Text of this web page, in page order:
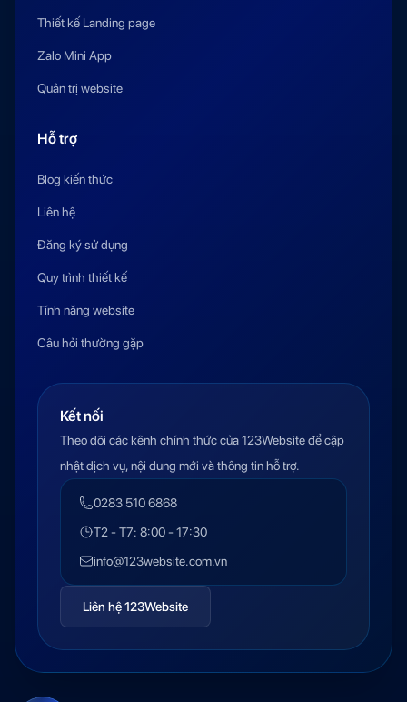
Thiết kế Landing page
Zalo Mini App
Quản trị website
Hỗ trợ
Blog kiến thức
Liên hệ
Đăng ký sử dụng
Quy trình thiết kế
Tính năng website
Câu hỏi thường gặp
Kết nối
Theo dõi các kênh chính thức của 123Website để cập
nhật dịch vụ, nội dung mới và thông tin hỗ trợ.
0283 510 6868
T2 - T7: 8:00 - 17:30
info@123website.com.vn
Liên hệ 123Website